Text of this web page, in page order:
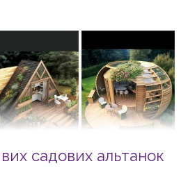
садових альтанок